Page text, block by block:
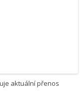
aktuální přenos